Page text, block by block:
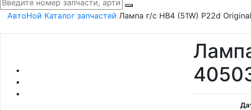
АвтоНой Каталог запчастей Лампа г/с HB4 (51W) P22d